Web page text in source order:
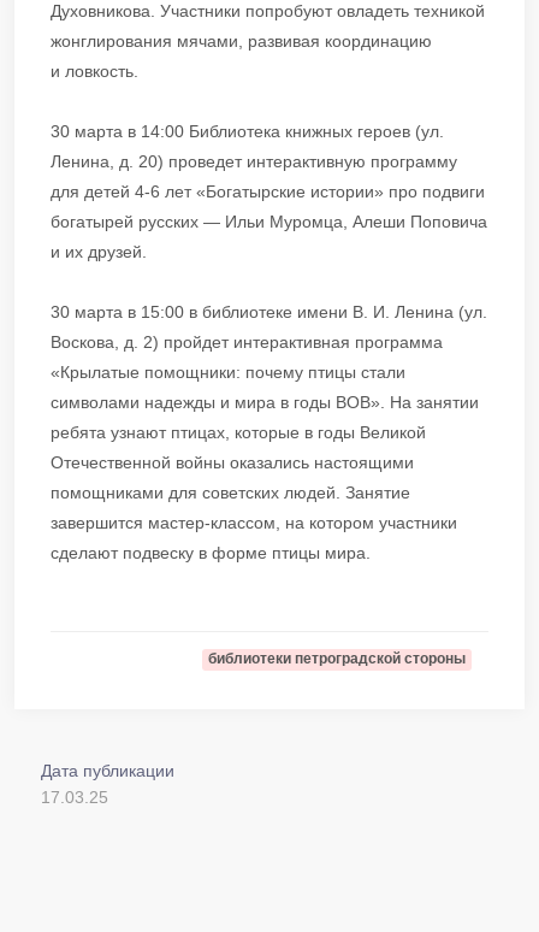
Духовникова. Участники попробуют овладеть техникой
жонглирования мячами, развивая координацию
и ловкость.
30 марта в 14:00 Библиотека книжных героев (ул.
Ленина, д. 20) проведет интерактивную программу
для детей 4-6 лет «Богатырские истории» про подвиги
богатырей русских — Ильи Муромца, Алеши Поповича
и их друзей.
30 марта в 15:00 в библиотеке имени В. И. Ленина (ул.
Воскова, д. 2) пройдет интерактивная программа
«Крылатые помощники: почему птицы стали
символами надежды и мира в годы ВОВ». На занятии
ребята узнают птицах, которые в годы Великой
Отечественной войны оказались настоящими
помощниками для советских людей. Занятие
завершится мастер-классом, на котором участники
сделают подвеску в форме птицы мира.
библиотеки петроградской стороны
Дата публикации
17.03.25